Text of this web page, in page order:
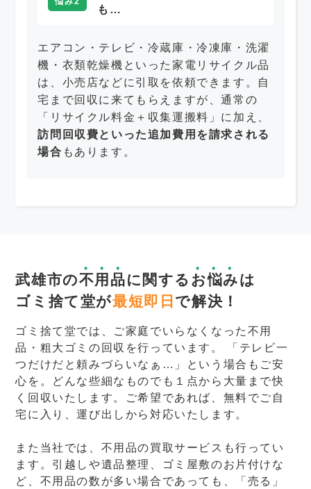
も…
エアコン・テレビ・冷蔵庫・冷凍庫・洗濯
機・衣類乾燥機といった家電リサイクル品
は、小売店などに引取を依頼できます。自
宅まで回収に来てもらえますが、通常の
「リサイクル料金＋収集運搬料」に加え、
訪問回収費といった追加費用を請求される
場合 もあります。
武雄市の不用品に関する お悩みは
ゴミ捨て堂が最短即日 で解決！
ゴミ捨て堂では、ご家庭でいらなくなった不用
品・粗大ゴミの回収を行っています。 「テレビ一
つだけだと頼みづらいなぁ…」という場合もご安
心を。どんな些細なものでも１点から大量まで快
く回収いたします。ご希望であれば、無料でご自
宅に入り、運び出しから対応いたします。
また当社では、不用品の買取サービスも行ってい
ます。引越しや遺品整理、ゴミ屋敷のお片付けな
ど、不用品の数が多い場合であっても、「売る」